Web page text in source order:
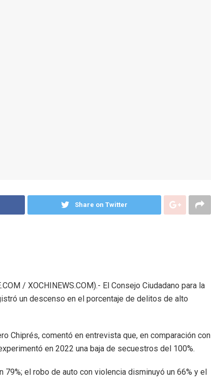
Share on Twitter
/ XOCHINEWS.COM).- El Consejo Ciudadano para la
un descenso en el porcentaje de delitos de alto
Chiprés, comentó en entrevista que, en comparación con
en 2022 una baja de secuestros del 100%.
79%; el robo de auto con violencia disminuyó un 66% y el